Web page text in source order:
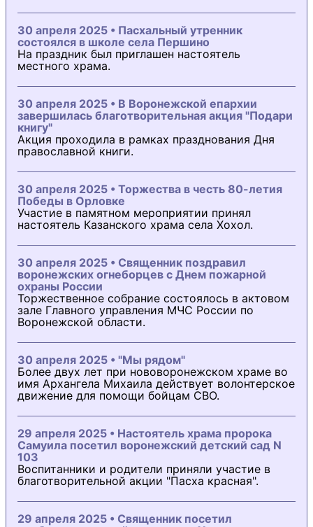
30 апреля 2025 • Пасхальный утренник
состоялся в школе села Першино
На праздник был приглашен настоятель
местного храма.
30 апреля 2025 • В Воронежской епархии
завершилась благотворительная акция "Подари
книгу"
Акция проходила в рамках празднования Дня
православной книги.
30 апреля 2025 • Торжества в честь 80-летия
Победы в Орловке
Участие в памятном мероприятии принял
настоятель Казанского храма села Хохол.
30 апреля 2025 • Священник поздравил
воронежских огнеборцев с Днем пожарной
охраны России
Торжественное собрание состоялось в актовом
зале Главного управления МЧС России по
Воронежской области.
30 апреля 2025 • "Мы рядом"
Более двух лет при нововоронежском храме во
имя Архангела Михаила действует волонтерское
движение для помощи бойцам СВО.
29 апреля 2025 • Настоятель храма пророка
Самуила посетил воронежский детский сад N
103
Воспитанники и родители приняли участие в
благотворительной акции "Пасха красная".
29 апреля 2025 • Священник посетил